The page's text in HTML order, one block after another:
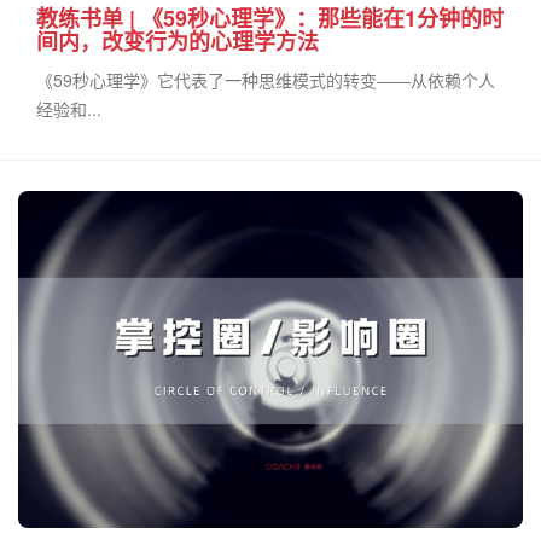
教练书单 | 《59秒心理学》：那些能在1分钟的时
间内，改变行为的心理学方法
《59秒心理学》它代表了一种思维模式的转变——从依赖个人
经验和...